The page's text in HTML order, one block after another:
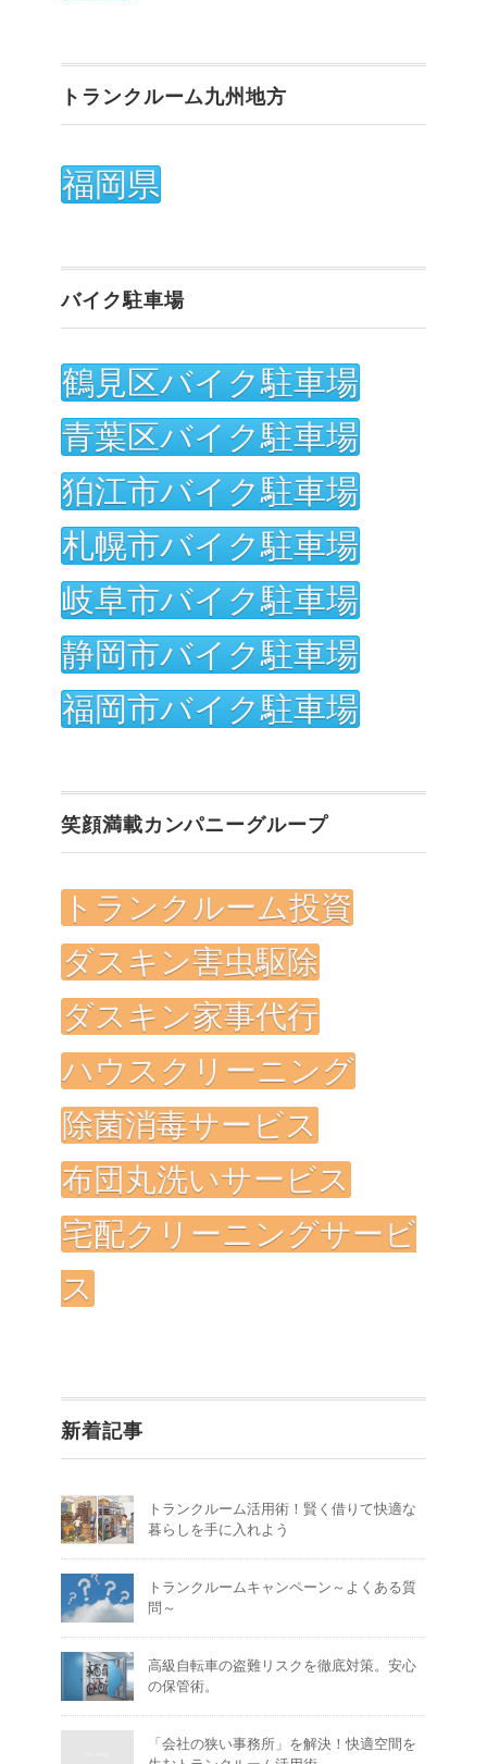
トランクルーム九州地方
福岡県
バイク駐車場
鶴見区バイク駐車場
青葉区バイク駐車場
狛江市バイク駐車場
札幌市バイク駐車場
岐阜市バイク駐車場
静岡市バイク駐車場
福岡市バイク駐車場
笑顔満載カンパニーグループ
トランクルーム投資
ダスキン害虫駆除
ダスキン家事代行
ハウスクリーニング
除菌消毒サービス
布団丸洗いサービス
宅配クリーニングサービ
ス
新着記事
トランクルーム活用術！賢く借りて快適な
暮らしを手に入れよう
トランクルームキャンペーン～よくある質
問～
高級自転車の盗難リスクを徹底対策。安心
の保管術。
「会社の狭い事務所」を解決！快適空間を